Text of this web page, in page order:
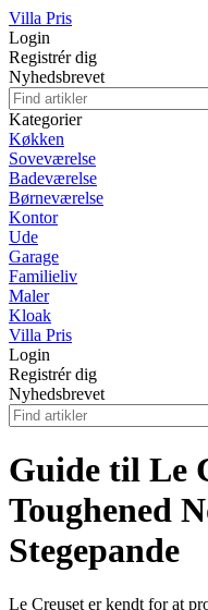
Villa Pris
Login
Registrér dig
Nyhedsbrevet
Kategorier
Køkken
Soveværelse
Badeværelse
Børneværelse
Kontor
Ude
Garage
Familieliv
Maler
Kloak
Villa Pris
Login
Registrér dig
Nyhedsbrevet
Guide til Le
Toughened
Stegepande
Le Creuset er kendt for at